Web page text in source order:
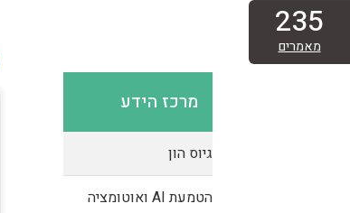
מרכז הידע
גיוס הון
הטמעת AI ואוטומציה
235
מאמרים